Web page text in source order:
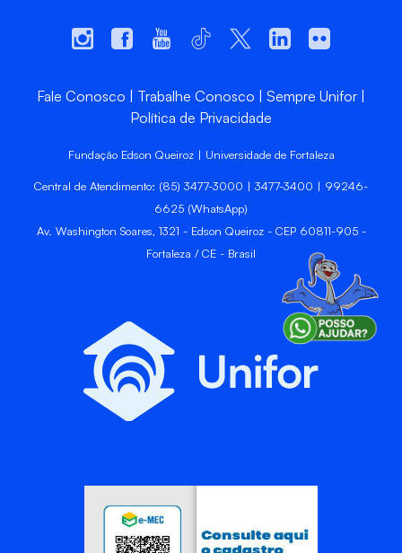
Fale Conosco Trabalhe Conosco
Sempre Unifor
Política de Privacidade
Fundação Edson Queiroz | Universidade de Fortaleza
Central de Atendimento: (85) 3477-3000 | 3477-3400 | 99246-
6625 (WhatsApp)
Av. Washington Soares, 1321 - Edson Queiroz - CEP 60811-905 -
Fortaleza / CE - Brasil